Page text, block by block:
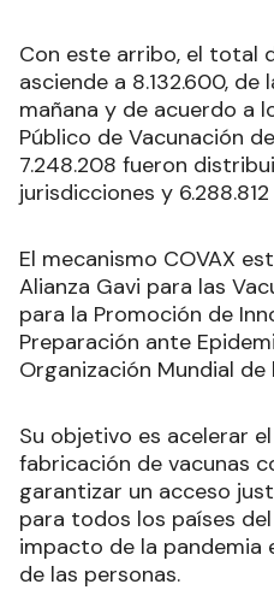
Con este arribo, el total
asciende a 8.132.600,
mañana y de acuerdo a
Público de Vacunación
7.248.208 fueron
jurisdicciones y
El mecanismo COVAX
Alianza Gavi para las
para la Promoción de
Preparación ante
Organización Mundial de
Su objetivo es acelerar
fabricación de vacunas
garantizar un acceso
para todos los países
impacto de la pandemia
de las personas.